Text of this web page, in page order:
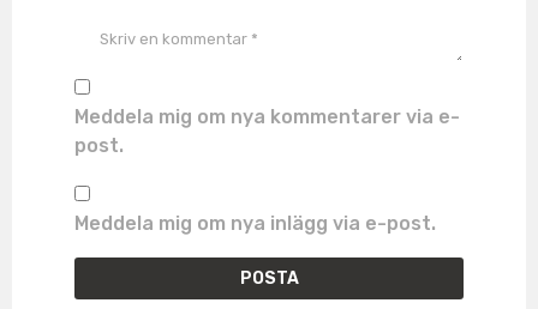
Meddela mig om nya kommentarer via e-
post.
Meddela mig om nya inlägg via e-post.